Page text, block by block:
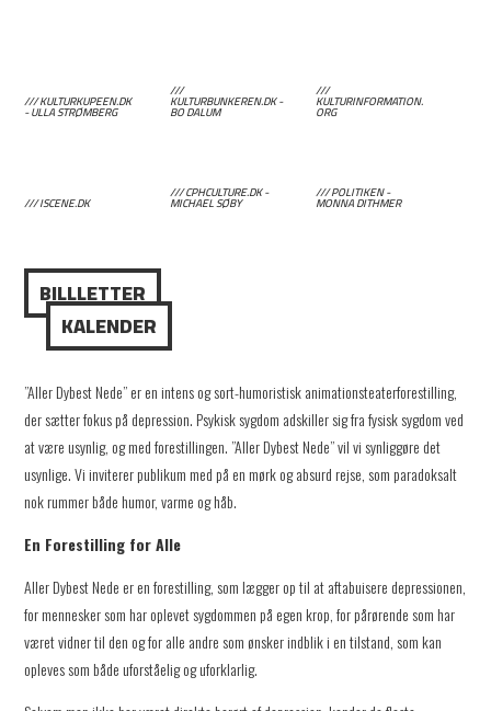
/// KULTURKUPEEN.DK
- ULLA STRØMBERG
///
KULTURBUNKEREN.DK -
BO DALUM
///
KULTURINFORMATION.
ORG
/// ISCENE.DK
/// CPHCULTURE.DK -
MICHAEL SØBY
/// POLITIKEN -
MONNA DITHMER
BILLLETTER
KALENDER
”Aller Dybest Nede” er en intens og sort-humoristisk animationsteaterforestilling,
der sætter fokus på depression. Psykisk sygdom adskiller sig fra fysisk sygdom ved
at være usynlig, og med forestillingen. ”Aller Dybest Nede” vil vi synliggøre det
usynlige. Vi inviterer publikum med på en mørk og absurd rejse, som paradoksalt
nok rummer både humor, varme og håb.
En Forestilling for Alle
Aller Dybest Nede er en forestilling, som lægger op til at aftabuisere depressionen,
for mennesker som har oplevet sygdommen på egen krop, for pårørende som har
været vidner til den og for alle andre som ønsker indblik i en tilstand, som kan
opleves som både uforståelig og uforklarlig.